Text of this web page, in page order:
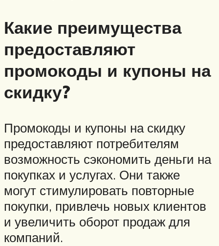
Какие преимущества
предоставляют
промокоды и купоны на
скидку?
Промокоды и купоны на скидку
предоставляют потребителям
возможность сэкономить деньги на
покупках и услугах. Они также
могут стимулировать повторные
покупки, привлечь новых клиентов
и увеличить оборот продаж для
компаний.